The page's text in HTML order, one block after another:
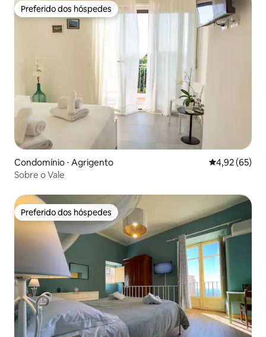
Preferido dos hóspedes
Preferido dos hóspedes
Condomínio ⋅ Agrigento 4,92 de uma
4,92 (65)
Sobre o Vale
Preferido dos hóspedes
Preferido dos hóspedes